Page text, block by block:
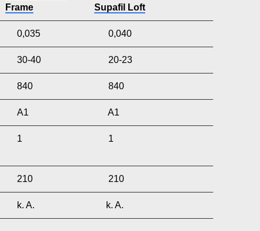
Frame
Supafil Loft
0,035 0,040
30-40 20-23
840 840
A1 A1
1 1
210 210
k. A. k. A.